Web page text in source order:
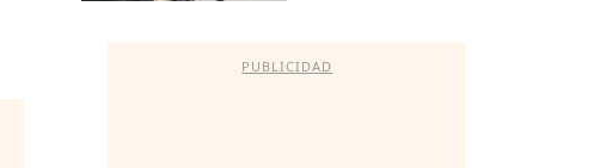
PUBLICIDAD